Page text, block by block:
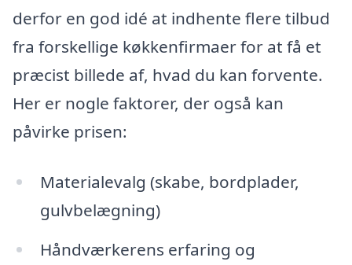
derfor en god idé at indhente flere tilbud
fra forskellige køkkenfirmaer for at få et
præcist billede af, hvad du kan forvente.
Her er nogle faktorer, der også kan
påvirke prisen:
Materialevalg (skabe, bordplader,
gulvbelægning)
Håndværkerens erfaring og